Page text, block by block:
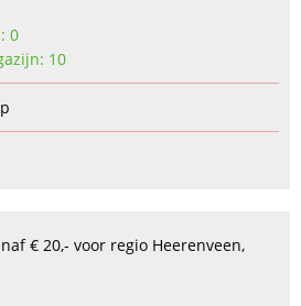
0
10
€ 20,- voor regio Heerenveen,